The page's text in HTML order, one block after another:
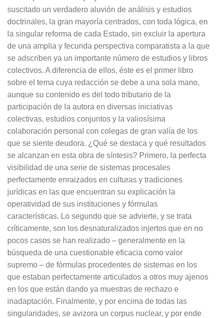
suscitado un verdadero aluvión de análisis y estudios
doctrinales, la gran mayoría centrados, con toda lógica, en
la singular reforma de cada Estado, sin excluir la apertura
de una amplia y fecunda perspectiva comparatista a la que
se adscriben ya un importante número de estudios y libros
colectivos. A diferencia de ellos, éste es el primer libro
sobre el tema cuya redacción se debe a una sola mano,
aunque su contenido es del todo tributario de la
participación de la autora en diversas iniciativas
colectivas, estudios conjuntos y la valiosísima
colaboración personal con colegas de gran valía de los
que se siente deudora. ¿Qué se destaca y qué resultados
se alcanzan en esta obra de síntesis? Primero, la perfecta
visibilidad de una serie de sistemas procesales
perfectamente enraizados en culturas y tradiciones
jurídicas en las que encuentran su explicación la
operatividad de sus instituciones y fórmulas
características. Lo segundo que se advierte, y se trata
críticamente, son los desnaturalizados injertos que en no
pocos casos se han realizado – generalmente en la
búsqueda de una cuestionable eficacia como valor
supremo – de fórmulas procedentes de sistemas en los
que estaban perfectamente articulados a otros muy ajenos
en los que están dando ya muestras de rechazo e
inadaptación. Finalmente, y por encima de todas las
singularidades, se avizora un corpus nuclear, y por ende